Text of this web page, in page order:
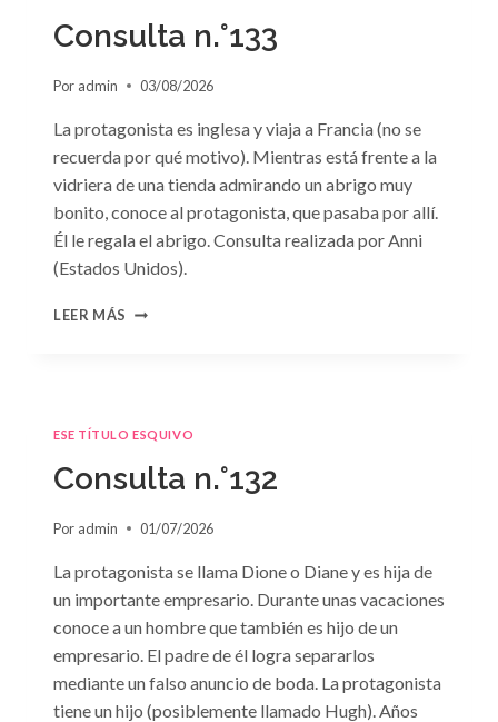
Consulta n.°133
Por admin 03/08/2026
La protagonista es inglesa y viaja a Francia (no se
recuerda por qué motivo). Mientras está frente a la
vidriera de una tienda admirando un abrigo muy
bonito, conoce al protagonista, que pasaba por allí.
Él le regala el abrigo. Consulta realizada por Anni
(Estados Unidos).
LEER MÁS CONSULTA
ESE TÍTULO ESQUIVO
Consulta n.°132
Por admin 01/07/2026
La protagonista se llama Dione o Diane y es hija de
un importante empresario. Durante unas vacaciones
conoce a un hombre que también es hijo de un
empresario. El padre de él logra separarlos
mediante un falso anuncio de boda. La protagonista
tiene un hijo (posiblemente llamado Hugh). Años